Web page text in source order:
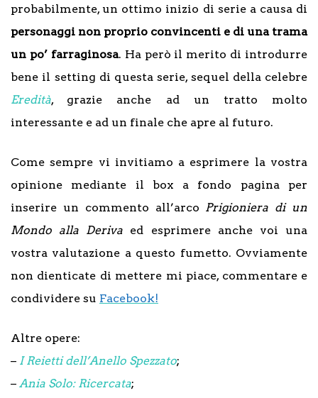
probabilmente, un ottimo inizio di serie a causa di
personaggi non proprio convincenti e di una trama
un po’ farraginosa. Ha però il merito di introdurre
bene il setting di questa serie, sequel della celebre
Eredità, grazie anche ad un tratto molto
interessante e ad un finale che apre al futuro.
Come sempre vi invitiamo a esprimere la vostra
opinione mediante il box a fondo pagina per
inserire un commento all’arco Prigioniera di un
Mondo alla Deriva ed esprimere anche voi una
vostra valutazione a questo fumetto. Ovviamente
non dienticate di mettere mi piace, commentare e
condividere su Facebook!
Altre opere:
– I Reietti dell’Anello Spezzato;
– Ania Solo: Ricercata;